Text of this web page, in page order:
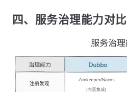
四、服务治理能力对比